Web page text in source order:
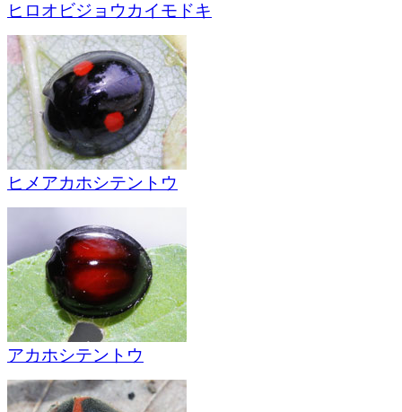
ヒロオビジョウカイモドキ
ヒメアカホシテントウ
アカホシテントウ